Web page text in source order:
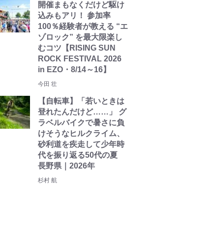
開催まもなくだけど駆け
込みもアリ！ 参加率
100％経験者が教える “エ
ゾロック” を最大限楽し
むコツ【RISING SUN
ROCK FESTIVAL 2026
in EZO・8/14～16】
今田 壮
【自転車】「若いときは
登れたんだけど……」 グ
ラベルバイクで暑さに負
けそうなヒルクライム、
砂利道を疾走して少年時
代を振り返る50代の夏
長野県｜2026年
杉村 航